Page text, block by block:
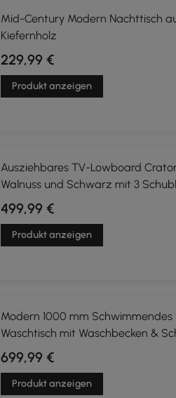
Mid-Century Modern Nachttisch
Kiefernholz
229,99 €
Produkt anzeigen
Ausziehbares TV-Lowboard Crator
Walnuss und Schwarz mit 3
499,99 €
Produkt anzeigen
Modern 1000 mm
Waschtisch mit Waschbecken &
699,99 €
Produkt anzeigen